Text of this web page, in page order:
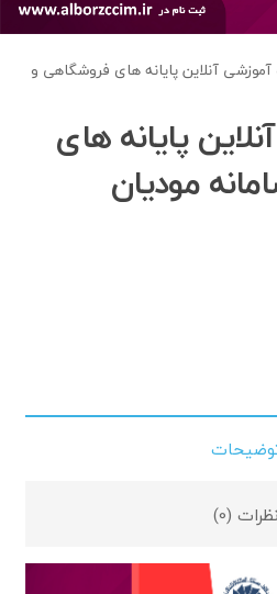
آموزشی آنلاین پایانه های فروشگاهی و
پایانه های
مودیان
نظرات (0)